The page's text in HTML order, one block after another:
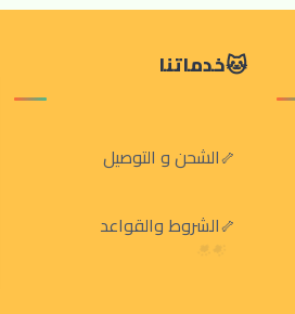
خدماتنا
الشحن و التوصيل
الشروط والقواعد